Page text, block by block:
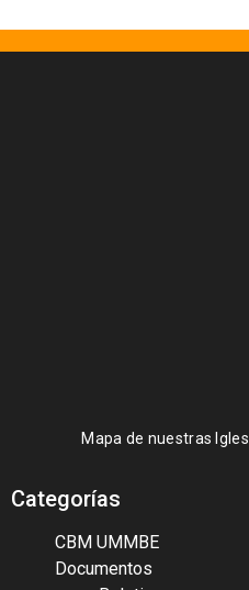
Mapa de nuestras
Categorías
CBM UMMBE
Documentos